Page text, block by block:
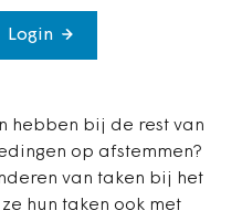
Login
hebben bij de rest van
op afstemmen?
van taken bij het
hun taken ook met